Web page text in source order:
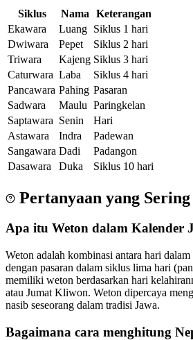
Siklus Nama
Keterangan
Ekawara
Luang Siklus 1 hari
Dwiwara
Pepet
Siklus 2 hari
Triwara
Kajeng Siklus 3 hari
Caturwara Laba
Siklus 4 hari
Pancawara Pahing Pasaran
Sadwara
Maulu Paringkelan
Saptawara Senin
Hari
Astawara
Indra
Padewan
Sangawara Dadi
Padangon
Dasawara
Duka Siklus 10 hari
Pertanyaan yang
Apa itu Weton dalam Kalender
Weton adalah kombinasi antara hari
dengan pasaran dalam siklus lima hari
memiliki weton berdasarkan hari
atau Jumat Kliwon. Weton dipercaya
nasib seseorang dalam tradisi Jawa.
Bagaimana cara menghitung